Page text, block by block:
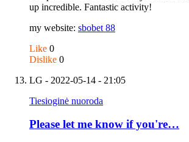
up incredible. Fantastic activity!
my website: sbobet 88
Like 0
Dislike 0
LG - 2022-05-14 - 21:05
Tiesioginė nuoroda
Please let me know if you're…